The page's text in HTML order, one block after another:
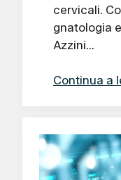
cervicali.
gnatologia
Azzini…
Continua a